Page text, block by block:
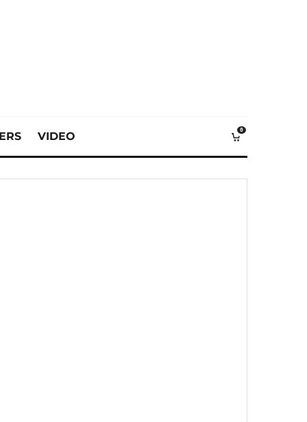
VIDEO 0